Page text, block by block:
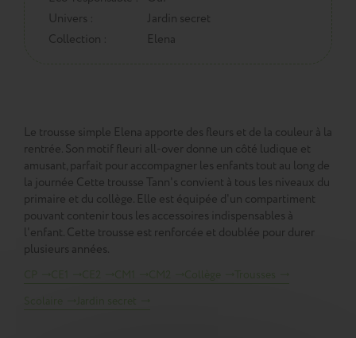
Univers :
Jardin secret
Collection :
Elena
Le trousse simple Elena apporte des fleurs et de la couleur à la
rentrée. Son motif fleuri all-over donne un côté ludique et
amusant, parfait pour accompagner les enfants tout au long de
la journée Cette trousse Tann's convient à tous les niveaux du
primaire et du collège. Elle est équipée d'un compartiment
pouvant contenir tous les accessoires indispensables à
l'enfant. Cette trousse est renforcée et doublée pour durer
plusieurs années.